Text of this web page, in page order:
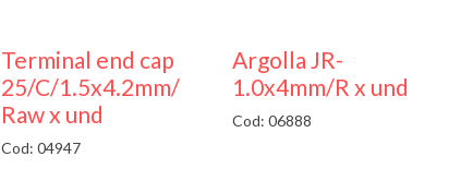
Terminal end cap
25/C/1.5x4.2mm/
Raw x und
Cod: 04947
Argolla JR-
1.0x4mm/R x und
Cod: 06888